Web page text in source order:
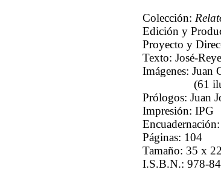
Colección:
Edición y
Proyecto y
Texto: José-
Imágenes: Juan
(61
Prólogos: Juan
Impresión: IPG
​Páginas: 104
Tamaño: 35 x
I.S.B.N.: 978-